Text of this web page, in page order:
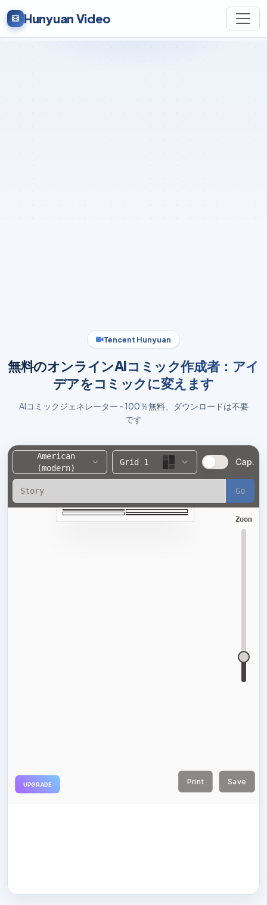
Hunyuan Video
Tencent Hunyuan
無料のオンラインAIコミック作成者：アイ
デアをコミックに変えます
AIコミックジェネレーター - 100％無料、ダウンロードは不要
です